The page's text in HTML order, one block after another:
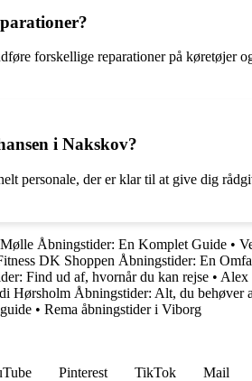
forskellige reparationer på
i Nakskov?
personale, der er klar til at give dig
Åbningstider: En Komplet Guide •
DK Shoppen Åbningstider: En
Find ud af, hvornår du kan rejse • Alex
Hørsholm Åbningstider: Alt, du behøver
• Rema åbningstider i Viborg
Pinterest TikTok Mail